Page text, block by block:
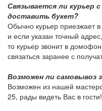
Связывается ли курьер
доставить букет?
Обычно курьер приезжает
и если указан точный
то курьер звонит в
связаться заранее с
Возможен ли самовывоз
Возможен из нашей
25, рады видеть Вас в гости!